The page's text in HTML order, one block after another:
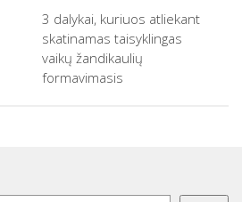
3 dalykai, kuriuos atliekant
skatinamas taisyklingas
vaikų žandikaulių
formavimasis